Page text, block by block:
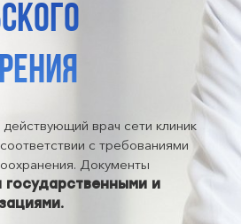
врач сети клиник
с требованиями
Документы
государственными и